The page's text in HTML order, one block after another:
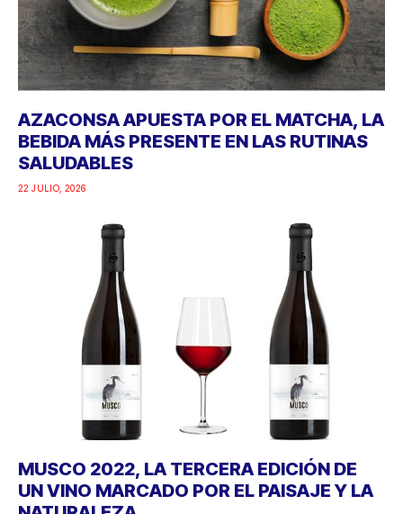
AZACONSA APUESTA POR EL MATCHA, LA
BEBIDA MÁS PRESENTE EN LAS RUTINAS
SALUDABLES
22 JULIO, 2026
MUSCO 2022, LA TERCERA EDICIÓN DE
UN VINO MARCADO POR EL PAISAJE Y LA